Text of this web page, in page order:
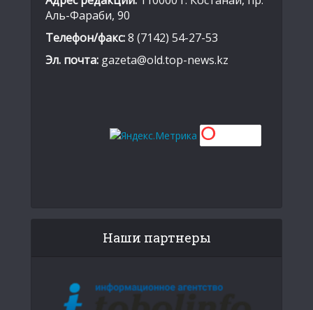
Аль-Фараби, 90
Телефон/факс:8 (7142) 54-27-53
Эл. почта: gazeta@old.top-news.kz
Наши партнеры